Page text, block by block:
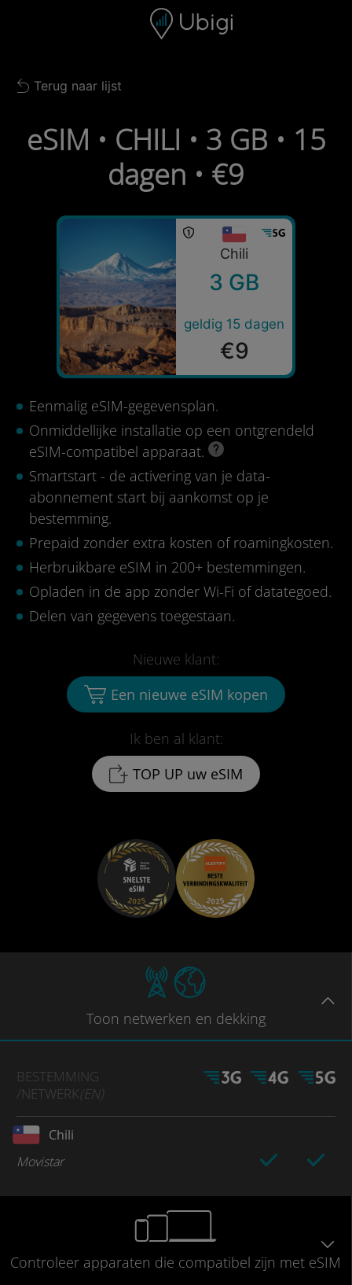
Navigatiebalk Voettekst
Back to list
Terug naar lijst
eSIM • CHILI • 3 GB • 15
dagen • €9
Chili
3 GB
geldig 15 dagen
€9
Eenmalig eSIM-gegevensplan.
Onmiddellijke installatie op een ontgrendeld
eSIM-compatibel apparaat.
Smartstart - de activering van je data-
abonnement start bij aankomst op je
bestemming.
Prepaid zonder extra kosten of roamingkosten.
Herbruikbare eSIM in 200+ bestemmingen.
Opladen in de app zonder Wi-Fi of datategoed.
Delen van gegevens toegestaan.
Ik ben al klant:
TOP UP uw eSIM
Nieuwe klant:
Een nieuwe eSIM kopen
Toon netwerken en dekking
BESTEMMING
/NETWERK(EN)
Chili
Movistar
Controleer apparaten die compatibel zijn met eSIM